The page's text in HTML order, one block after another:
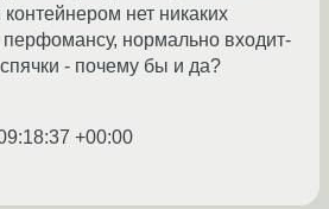
нет никаких
нормально входит-
- почему бы и да?
+00:00